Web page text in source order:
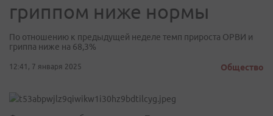
гриппом ниже нормы
По отношению к предыдущей неделе темп прироста ОРВИ и
гриппа ниже на 68,3%
12:41, 7 января 2025 Общество